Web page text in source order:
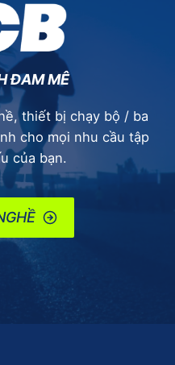
ĐAM MÊ
thiết bị chạy bộ / ba
cho mọi nhu cầu tập
của bạn.